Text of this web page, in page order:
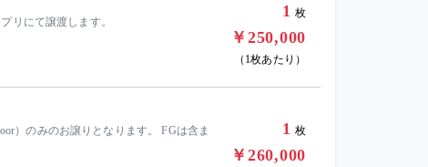
リにて譲渡します。
1 枚
￥250,000
（1枚あたり）
）のみのお譲りとなります。 FGは含ま
1 枚
￥260,000